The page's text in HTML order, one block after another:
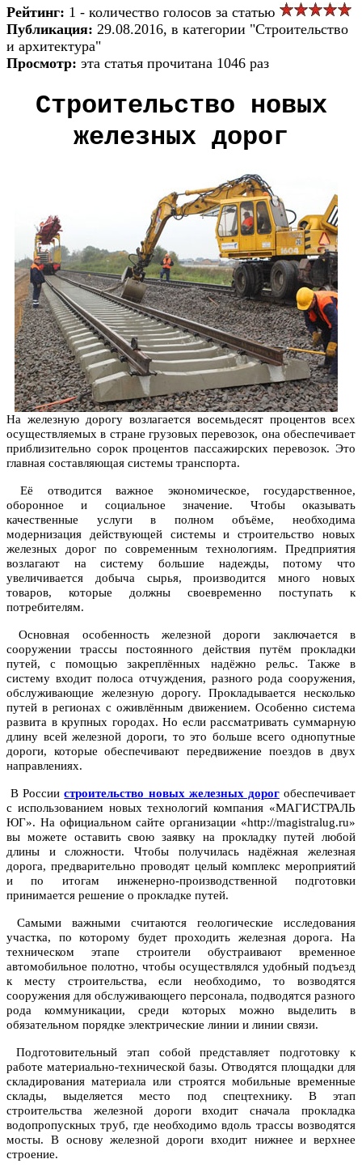
Рейтинг: 1 - количество голосов за статью
Публикация: 29.08.2016, в категории "Строительство
и архитектура"
Просмотр: эта статья прочитана 1046 раз
Строительство новых
железных дорог
На железную дорогу возлагается восемьдесят процентов всех
осуществляемых в стране грузовых перевозок, она обеспечивает
приблизительно сорок процентов пассажирских перевозок. Это
главная составляющая системы транспорта.
Её отводится важное экономическое, государственное,
оборонное и социальное значение. Чтобы оказывать
качественные услуги в полном объёме, необходима
модернизация действующей системы и строительство новых
железных дорог по современным технологиям. Предприятия
возлагают на систему большие надежды, потому что
увеличивается добыча сырья, производится много новых
товаров, которые должны своевременно поступать к
потребителям.
Основная особенность железной дороги заключается в
сооружении трассы постоянного действия путём прокладки
путей, с помощью закреплённых надёжно рельс. Также в
систему входит полоса отчуждения, разного рода сооружения,
обслуживающие железную дорогу. Прокладывается несколько
путей в регионах с оживлённым движением. Особенно система
развита в крупных городах. Но если рассматривать суммарную
длину всей железной дороги, то это больше всего однопутные
дороги, которые обеспечивают передвижение поездов в двух
направлениях.
В Россиистроительство новых железных дорогобеспечивает
с использованием новых технологий компания «МАГИСТРАЛЬ
ЮГ». На официальном сайте организации «http://magistralug.ru»
вы можете оставить свою заявку на прокладку путей любой
длины и сложности. Чтобы получилась надёжная железная
дорога, предварительно проводят целый комплекс мероприятий
и по итогам инженерно-производственной подготовки
принимается решение о прокладке путей.
Самыми важными считаются геологические исследования
участка, по которому будет проходить железная дорога. На
техническом этапе строители обустраивают временное
автомобильное полотно, чтобы осуществлялся удобный подъезд
к месту строительства, если необходимо, то возводятся
сооружения для обслуживающего персонала, подводятся разного
рода коммуникации, среди которых можно выделить в
обязательном порядке электрические линии и линии связи.
Подготовительный этап собой представляет подготовку к
работе материально-технической базы. Отводятся площадки для
складирования материала или строятся мобильные временные
склады, выделяется место под спецтехнику. В этап
строительства железной дороги входит сначала прокладка
водопропускных труб, где необходимо вдоль трассы возводятся
мосты. В основу железной дороги входит нижнее и верхнее
строение.